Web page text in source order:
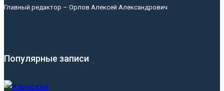
Главный редактор – Орлов Алексей Александрович
Популярные записи